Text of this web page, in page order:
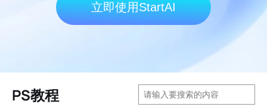
立即使用StartAI
PS教程
搜
索